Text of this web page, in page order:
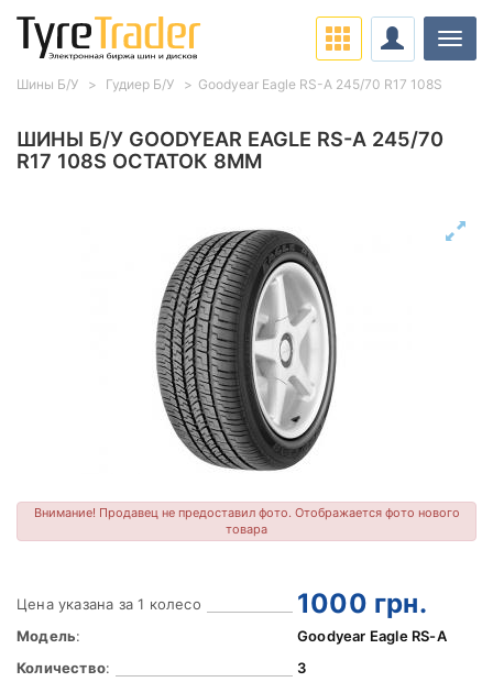
ШИНЫ Б/У GOODYEAR EAGLE RS-A 245/70
R17 108S ОСТАТОК 8ММ
Внимание! Продавец не предоставил фото. Отображается фото нового
товара
Цена указана за 1 колесо 1000 грн.
Модель:
Goodyear Eagle RS-A
Количество:
3
Шины Б/У Гудиер Б/У Goodyear Eagle RS-A 245/70 R17 108S